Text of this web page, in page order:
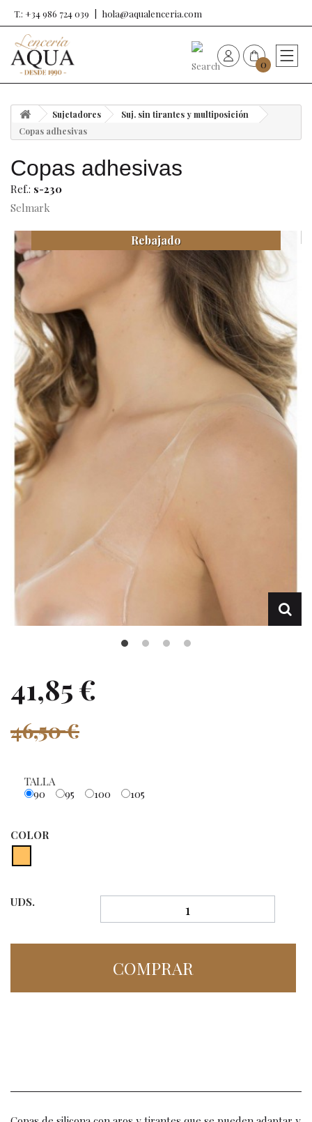
T.: +34 986 724 039 hola@aqualenceria.com
0
Nueva colección
Sujetadores
Baño de mujer
Ropa y complementos
Lencería
Prendas moldeadoras
Hombre
Sujetadores
Suj. sin tirantes y multiposición
Copas adhesivas
Copas adhesivas
Ref.: s-230
Selmark
Rebajado
41,85 €
46,50 €
TALLA
90
95 100 105
COLOR
UDS.
COMPRAR